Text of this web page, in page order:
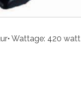
Wattage: 420 watt